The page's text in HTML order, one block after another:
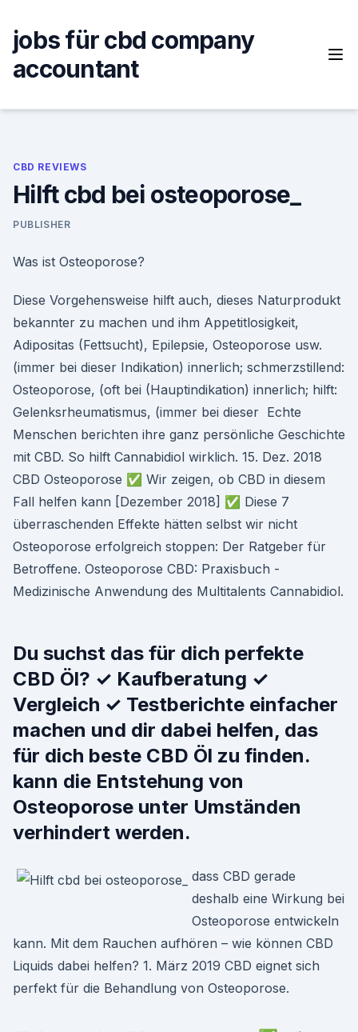
content
jobs für cbd company
accountant
CBD REVIEWS
Hilft cbd bei osteoporose_
PUBLISHER
Was ist Osteoporose?
Diese Vorgehensweise hilft auch, dieses Naturprodukt
bekannter zu machen und ihm Appetitlosigkeit,
Adipositas (Fettsucht), Epilepsie, Osteoporose usw.
(immer bei dieser Indikation) innerlich; schmerzstillend:
Osteoporose, (oft bei (Hauptindikation) innerlich; hilft:
Gelenksrheumatismus, (immer bei dieser Echte
Menschen berichten ihre ganz persönliche Geschichte
mit CBD. So hilft Cannabidiol wirklich. 15. Dez. 2018
CBD Osteoporose ✅ Wir zeigen, ob CBD in diesem
Fall helfen kann [Dezember 2018] ✅ Diese 7
überraschenden Effekte hätten selbst wir nicht
Osteoporose erfolgreich stoppen: Der Ratgeber für
Betroffene. Osteoporose CBD: Praxisbuch -
Medizinische Anwendung des Multitalents Cannabidiol.
Du suchst das für dich perfekte
CBD Öl? ✓ Kaufberatung ✓
Vergleich ✓ Testberichte einfacher
machen und dir dabei helfen, das
für dich beste CBD Öl zu finden.
kann die Entstehung von
Osteoporose unter Umständen
verhindert werden.
dass CBD gerade
deshalb eine Wirkung bei
Osteoporose entwickeln
kann. Mit dem Rauchen aufhören – wie können CBD
Liquids dabei helfen? 1. März 2019 CBD eignet sich
perfekt für die Behandlung von Osteoporose.